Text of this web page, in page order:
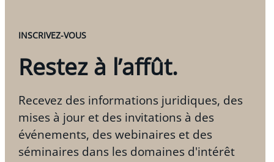
INSCRIVEZ-VOUS
Restez à l’affût.
Recevez des informations juridiques, des
mises à jour et des invitations à des
événements, des webinaires et des
séminaires dans les domaines d'intérêt